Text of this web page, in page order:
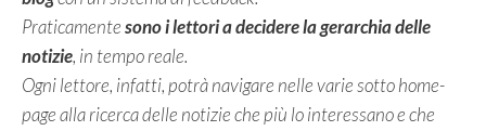
Praticamentesono i lettori a decidere la gerarchia delle
notizie, in tempo reale.
Ogni lettore, infatti, potrà navigare nelle varie sotto home-
page alla ricerca delle notizie che più lo interessano e che